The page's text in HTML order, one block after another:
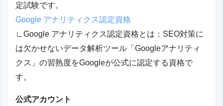
定試験です。
Google アナリティクス認定資格
∟Google アナリティクス認定資格とは：SEO対策に
は欠かせないデータ解析ツール「Googleアナリティ
クス」の習熟度をGoogleが公式に認定する資格で
す。
公式アカウント